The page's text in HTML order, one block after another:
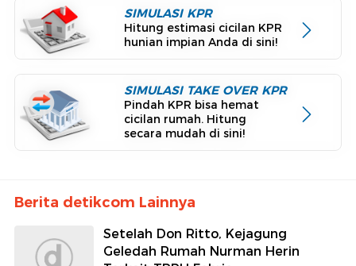
SIMULASI KPR
Hitung estimasi cicilan KPR
hunian impian Anda di sini!
SIMULASI TAKE OVER KPR
Pindah KPR bisa hemat
cicilan rumah. Hitung
secara mudah di sini!
Berita detikcom Lainnya
Setelah Don Ritto, Kejagung
Geledah Rumah Nurman Herin